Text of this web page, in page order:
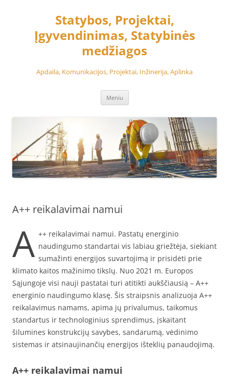
Statybos, Projektai,
Įgyvendinimas, Statybinės
medžiagos
Apdaila, Komunikacijos, Projektai, Inžinerija, Aplinka
Meniu
A++ reikalavimai namui
A ++ reikalavimai namui. Pastatų energinio
naudingumo standartai vis labiau griežtėja, siekiant
sumažinti energijos suvartojimą ir prisidėti prie
klimato kaitos mažinimo tikslų. Nuo 2021 m. Europos
Sąjungoje visi nauji pastatai turi atitikti aukščiausią – A++
energinio naudingumo klasę. Šis straipsnis analizuoja A++
reikalavimus namams, apima jų privalumus, taikomus
standartus ir technologinius sprendimus, įskaitant
šilumines konstrukcijų savybes, sandarumą, vėdinimo
sistemas ir atsinaujinančių energijos išteklių panaudojimą.
A++ reikalavimai namui